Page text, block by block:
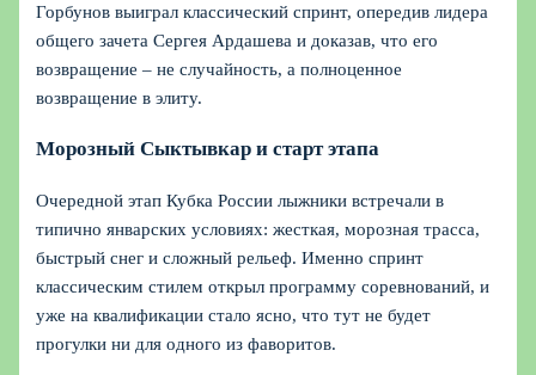
Горбунов выиграл классический спринт, опередив лидера
общего зачета Сергея Ардашева и доказав, что его
возвращение – не случайность, а полноценное
возвращение в элиту.
Морозный Сыктывкар и старт этапа
Очередной этап Кубка России лыжники встречали в
типично январских условиях: жесткая, морозная трасса,
быстрый снег и сложный рельеф. Именно спринт
классическим стилем открыл программу соревнований, и
уже на квалификации стало ясно, что тут не будет
прогулки ни для одного из фаворитов.